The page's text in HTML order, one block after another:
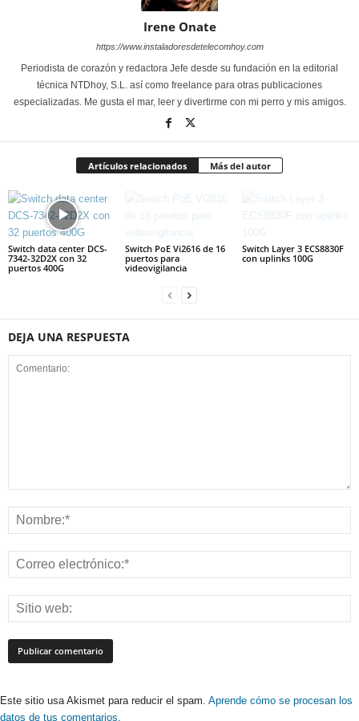
Irene Onate
https://www.instaladoresdetelecomhoy.com
Periodista de corazón y redactora Jefe desde su fundación en la editorial
técnica NTDhoy, S.L. así como freelance para otras publicaciones
especializadas. Me gusta el mar, leer y divertirme con mi perro y mis amigos.
Artículos relacionados Más del autor
Switch data center DCS-
7342-32D2X con 32
puertos 400G
Switch PoE Vi2616 de 16
puertos para
videovigilancia
Switch Layer 3 ECS8830F
con uplinks 100G
DEJA UNA RESPUESTA
Este sitio usa Akismet para reducir el spam. Aprende cómo se procesan los
datos de tus comentarios.